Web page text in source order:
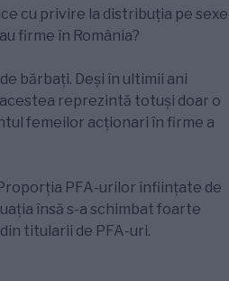
cu privire la distribuția pe sexe
firme în România?
bărbați. Deși în ultimii ani
reprezintă totuși doar o
femeilor acționari în firme a
PFA-urilor înființate de
însă s-a schimbat foarte
titularii de PFA-uri.